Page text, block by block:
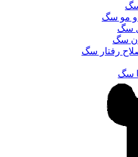
سگ
و مو سگ
سگ
سگ
رفتار سگ
سگ